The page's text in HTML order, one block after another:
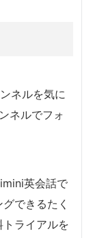
ネルを気に
ネルでフォ
英会話で
できるたく
ライアルを